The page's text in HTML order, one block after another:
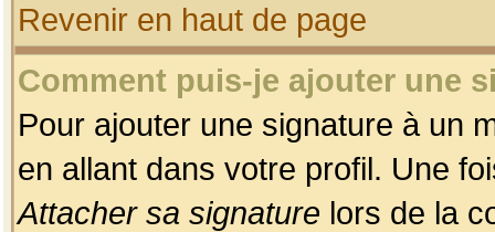
Revenir en haut de page
Comment puis-je ajouter une
Pour ajouter une signature à un
en allant dans votre profil. Une
Attacher sa signature lors de la